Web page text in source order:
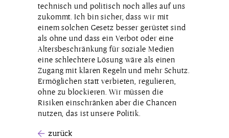
technisch und politisch noch alles auf uns
zukommt. Ich bin sicher, dass wir mit
einem solchen Gesetz besser gerüstet sind
als ohne und dass ein Verbot oder eine
Altersbeschränkung für soziale Medien
eine schlechtere Lösung wäre als einen
Zugang mit klaren Regeln und mehr Schutz.
Ermöglichen statt verbieten, regulieren,
ohne zu blockieren. Wir müssen die
Risiken einschränken aber die Chancen
nutzen, das ist unsere Politik.
zurück